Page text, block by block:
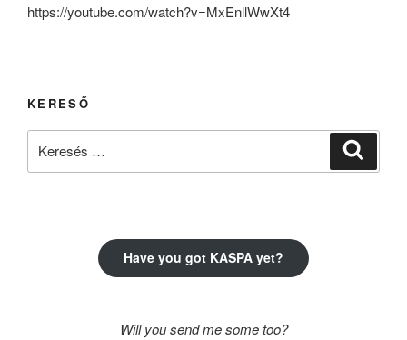
https://youtube.com/watch?v=MxEnllWwXt4
KERESŐ
Have you got KASPA yet?
Will you send me some too?